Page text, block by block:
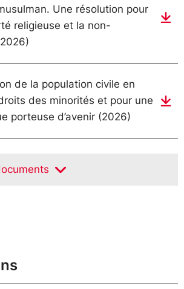
Une résolution pour
religieuse et la non-
de la population civile en
des minorités et pour une
porteuse d’avenir (2026)